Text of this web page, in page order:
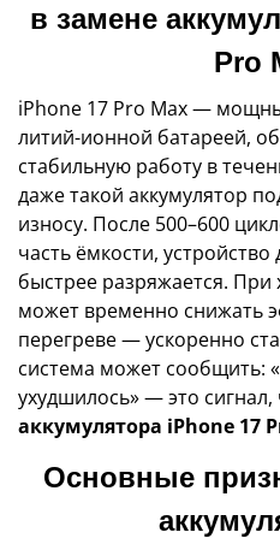
в замене
Pro
iPhone 17 Pro Max —
литий-ионной батареей,
стабильную работу в
даже такой аккумулятор
износу. После 500–600
часть ёмкости,
быстрее разряжается. При
может временно снижать
перегреве — ускоренно
система может сообщить:
ухудшилось» — это сигнал,
аккумулятора iPhone 17
Основные